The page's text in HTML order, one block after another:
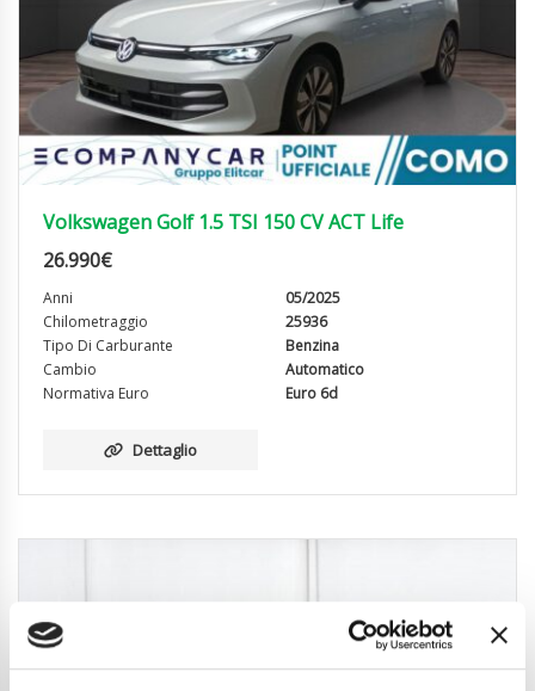
Volkswagen Golf 1.5 TSI 150 CV ACT Life
26.990€
Anni
05/2025
Chilometraggio
25936
Tipo Di Carburante
Benzina
Cambio
Automatico
Normativa Euro
Euro 6d
Dettaglio